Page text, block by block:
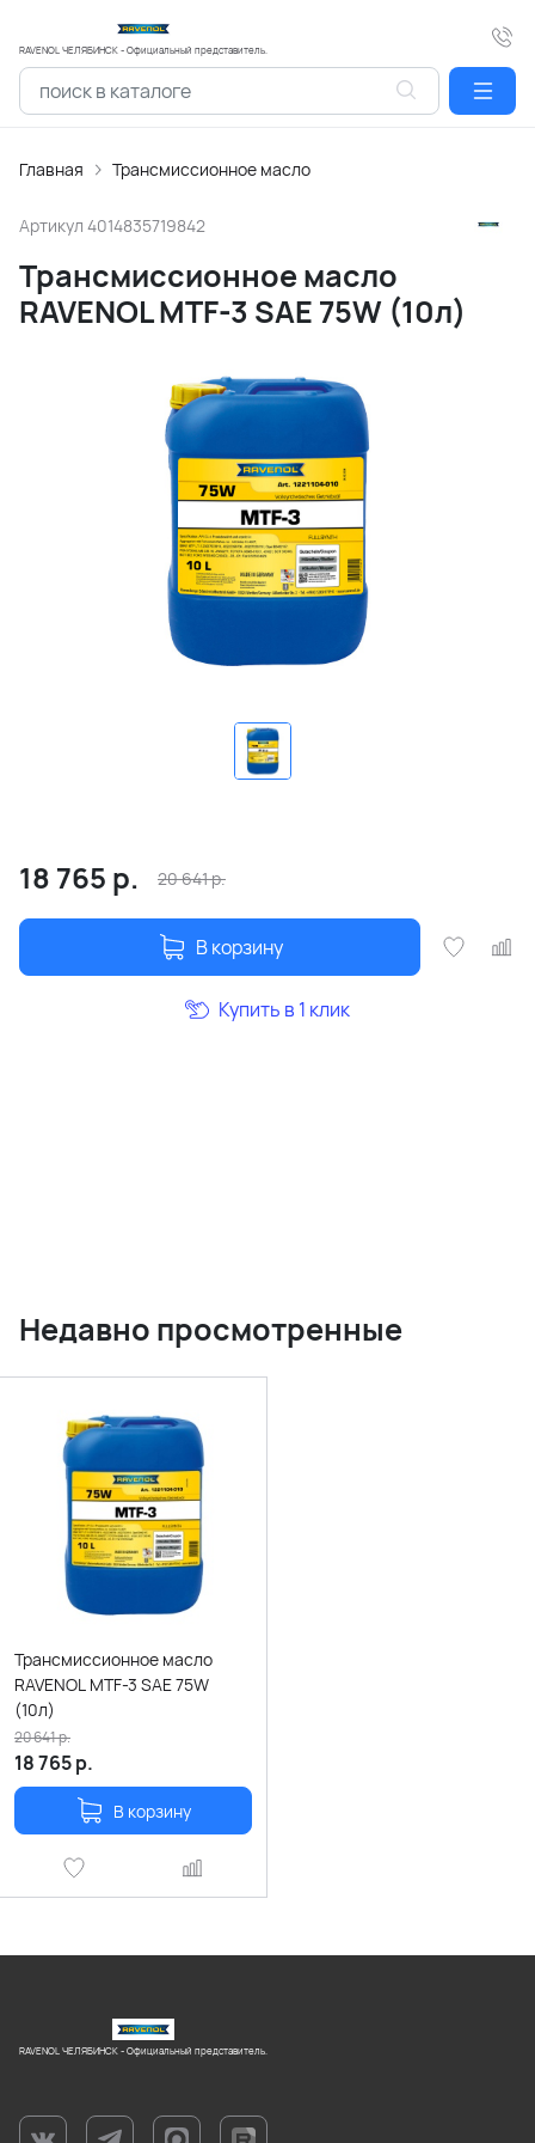
RAVENOL ЧЕЛЯБИНСК - Официальный представитель.
Главная Трансмиссионное масло
Артикул 4014835719842
Трансмиссионное масло
RAVENOL MTF-3 SAE 75W (10л)
18 765 р. 20 641р.
В корзину
Купить в 1 клик
Недавно просмотренные
Трансмиссионное масло
RAVENOL MTF-3 SAE 75W
(10л)
18 765р.
20 641р.
В корзину
RAVENOL ЧЕЛЯБИНСК - Официальный представитель.